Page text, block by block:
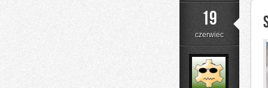
19
czerwiec